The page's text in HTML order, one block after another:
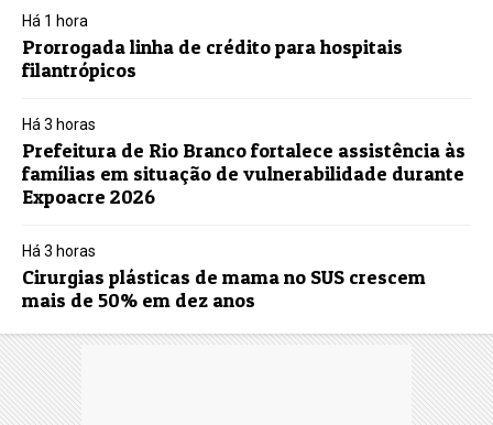
Há 1 hora
Prorrogada linha de crédito para hospitais
filantrópicos
Há 3 horas
Prefeitura de Rio Branco fortalece assistência às
famílias em situação de vulnerabilidade durante
Expoacre 2026
Há 3 horas
Cirurgias plásticas de mama no SUS crescem
mais de 50% em dez anos